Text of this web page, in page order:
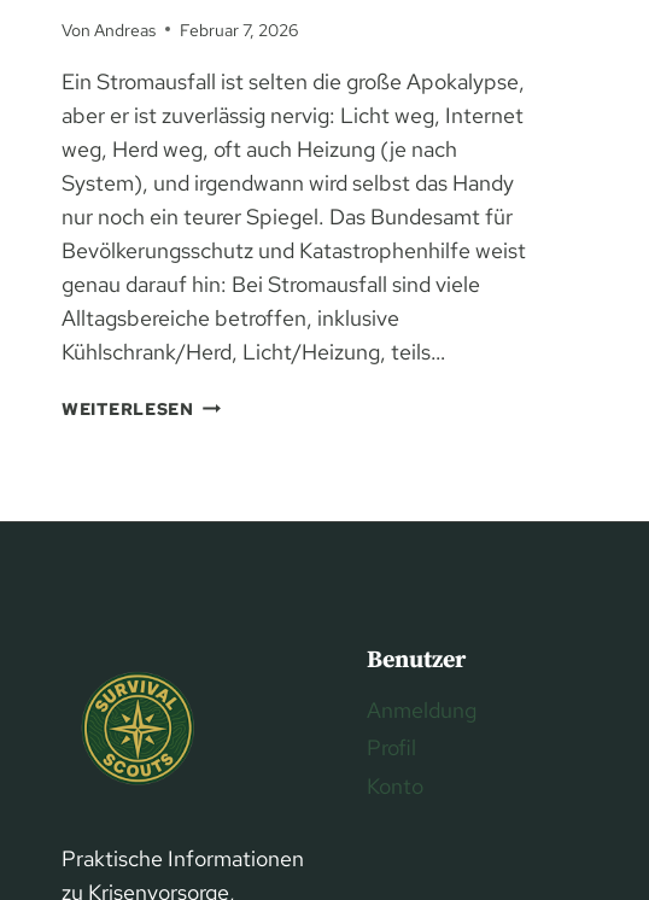
Von Andreas Februar 7, 2026
Ein Stromausfall ist selten die große Apokalypse,
aber er ist zuverlässig nervig: Licht weg, Internet
weg, Herd weg, oft auch Heizung (je nach
System), und irgendwann wird selbst das Handy
nur noch ein teurer Spiegel. Das Bundesamt für
Bevölkerungsschutz und Katastrophenhilfe weist
genau darauf hin: Bei Stromausfall sind viele
Alltagsbereiche betroffen, inklusive
Kühlschrank/Herd, Licht/Heizung, teils…
WEITERLESEN KRISENVORSORGE
Praktische Informationen
zu Krisenvorsorge,
Benutzer
Anmeldung
Profil
Konto